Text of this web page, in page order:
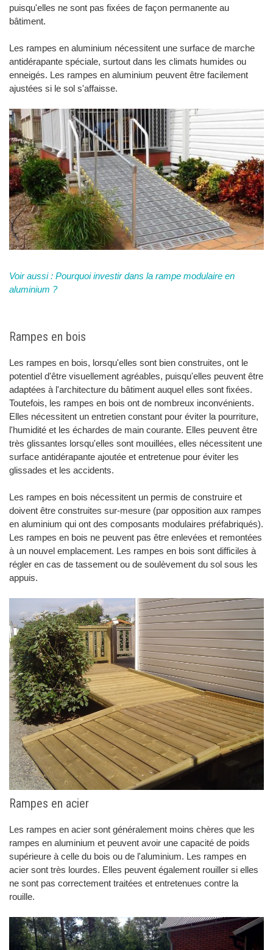
puisqu'elles ne sont pas fixées de façon permanente au
bâtiment.
Les rampes en aluminium nécessitent une surface de marche
antidérapante spéciale, surtout dans les climats humides ou
enneigés. Les rampes en aluminium peuvent être facilement
ajustées si le sol s'affaisse.
Voir aussi : Pourquoi investir dans la rampe modulaire en
aluminium ?
Rampes en bois
Les rampes en bois, lorsqu'elles sont bien construites, ont le
potentiel d'être visuellement agréables, puisqu'elles peuvent être
adaptées à l'architecture du bâtiment auquel elles sont fixées.
Toutefois, les rampes en bois ont de nombreux inconvénients.
Elles nécessitent un entretien constant pour éviter la pourriture,
l'humidité et les échardes de main courante. Elles peuvent être
très glissantes lorsqu'elles sont mouillées, elles nécessitent une
surface antidérapante ajoutée et entretenue pour éviter les
glissades et les accidents.
Les rampes en bois nécessitent un permis de construire et
doivent être construites sur-mesure (par opposition aux rampes
en aluminium qui ont des composants modulaires préfabriqués).
Les rampes en bois ne peuvent pas être enlevées et remontées
à un nouvel emplacement. Les rampes en bois sont difficiles à
régler en cas de tassement ou de soulèvement du sol sous les
appuis.
Rampes en acier
Les rampes en acier sont généralement moins chères que les
rampes en aluminium et peuvent avoir une capacité de poids
supérieure à celle du bois ou de l'aluminium. Les rampes en
acier sont très lourdes. Elles peuvent également rouiller si elles
ne sont pas correctement traitées et entretenues contre la
rouille.